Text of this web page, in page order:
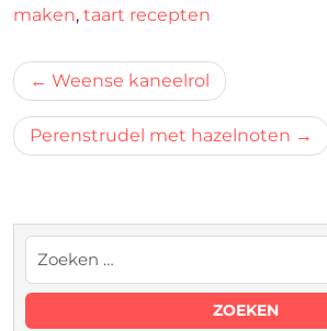
maken, taart recepten
Bericht
navigatie
Weense kaneelrol
Perenstrudel met hazelnoten